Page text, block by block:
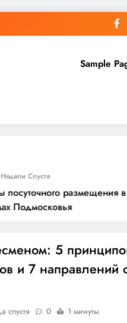
Sample
Спустя
размещения в
5
и 7 направлений
спустя 0 1 минуты